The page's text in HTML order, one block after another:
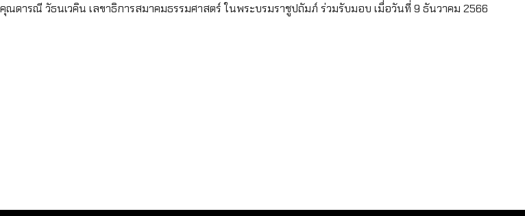
คุณดารณี วัธนเวคิน เลขาธิการสมาคมธรรมศาสตร์ ในพระบรมราชูปถัมภ์ ร่วมรับมอบ เมื่อวันที่ 9 ธันวาคม 2566